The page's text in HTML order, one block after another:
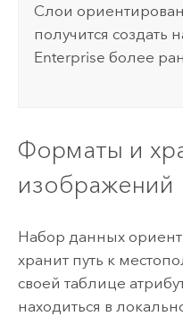
Слои
получится создать
Enterprise более
Форматы и
изображений
Набор данных
хранит путь к
своей таблице
находиться в